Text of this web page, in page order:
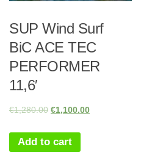
SUP Wind Surf
BiC ACE TEC
PERFORMER
11,6′
€1,280.00 €1,100.00
Add to cart